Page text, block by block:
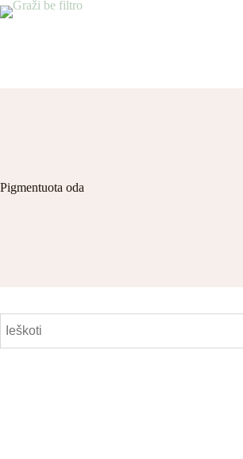
Pigmentuota oda